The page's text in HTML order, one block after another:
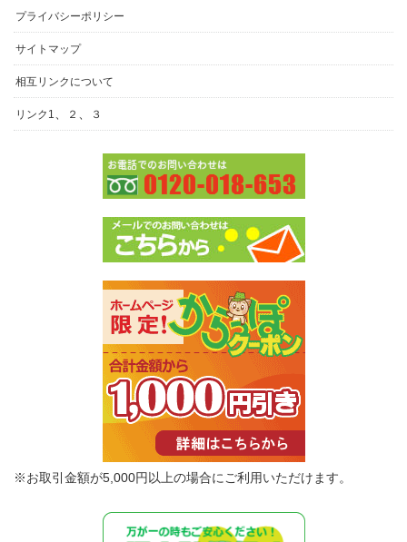
プライバシーポリシー
サイトマップ
相互リンクについて
リンク1 ２ ３
※お取引金額が5,000円以上の場合にご利用いただけます。